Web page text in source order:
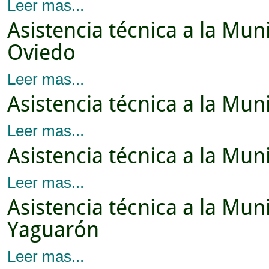
Leer mas...
Asistencia técnica a la
Oviedo
Leer mas...
Asistencia técnica a la
Leer mas...
Asistencia técnica a la
Leer mas...
Asistencia técnica a la
Yaguarón
Leer mas...